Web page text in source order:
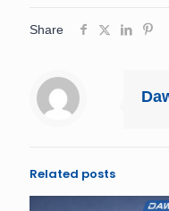
Share
Related posts